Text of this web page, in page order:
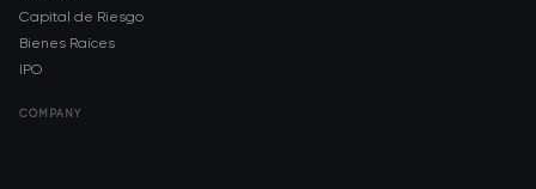
Capital de Riesgo
Bienes Raíces
IPO
COMPANY